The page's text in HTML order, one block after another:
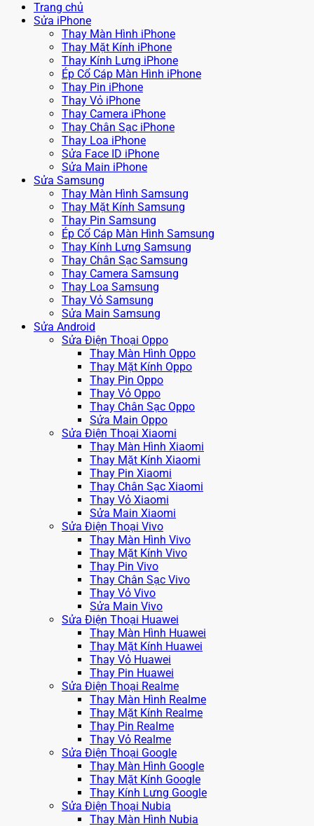
Trang chủ
Sửa iPhone
Thay Màn Hình iPhone
Thay Mặt Kính iPhone
Thay Kính Lưng iPhone
Ép Cổ Cáp Màn Hình iPhone
Thay Pin iPhone
Thay Vỏ iPhone
Thay Camera iPhone
Thay Chân Sạc iPhone
Thay Loa iPhone
Sửa Face ID iPhone
Sửa Main iPhone
Sửa Samsung
Thay Màn Hình Samsung
Thay Mặt Kính Samsung
Thay Pin Samsung
Ép Cổ Cáp Màn Hình Samsung
Thay Kính Lưng Samsung
Thay Chân Sạc Samsung
Thay Camera Samsung
Thay Loa Samsung
Thay Vỏ Samsung
Sửa Main Samsung
Sửa Android
Sửa Điện Thoại Oppo
Thay Màn Hình Oppo
Thay Mặt Kính Oppo
Thay Pin Oppo
Thay Vỏ Oppo
Thay Chân Sạc Oppo
Sửa Main Oppo
Sửa Điện Thoại Xiaomi
Thay Màn Hình Xiaomi
Thay Mặt Kính Xiaomi
Thay Pin Xiaomi
Thay Chân Sạc Xiaomi
Thay Vỏ Xiaomi
Sửa Main Xiaomi
Sửa Điện Thoại Vivo
Thay Màn Hình Vivo
Thay Mặt Kính Vivo
Thay Pin Vivo
Thay Chân Sạc Vivo
Thay Vỏ Vivo
Sửa Main Vivo
Sửa Điện Thoại Huawei
Thay Màn Hình Huawei
Thay Mặt Kính Huawei
Thay Vỏ Huawei
Thay Pin Huawei
Sửa Điện Thoại Realme
Thay Màn Hình Realme
Thay Mặt Kính Realme
Thay Pin Realme
Thay Vỏ Realme
Sửa Điện Thoại Google
Thay Màn Hình Google
Thay Mặt Kính Google
Thay Kính Lưng Google
Sửa Điện Thoại Nubia
Thay Màn Hình Nubia